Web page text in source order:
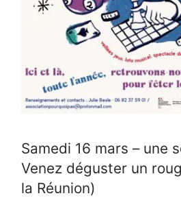
Samedi 16 mars – une
Venez déguster un
la Réunion)